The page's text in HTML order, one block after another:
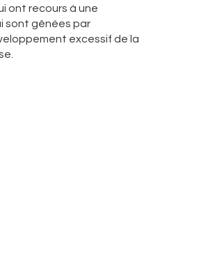
ont recours à une
sont gênées par
excessif de la